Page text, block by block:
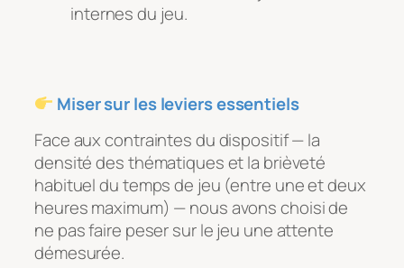
internes du jeu.
Miser sur les leviers essentiels
Face aux contraintes du dispositif — la
densité des thématiques et la brièveté
habituel du temps de jeu (entre une et deux
heures maximum) — nous avons choisi de
ne pas faire peser sur le jeu une attente
démesurée.